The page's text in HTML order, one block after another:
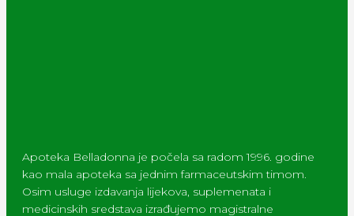
Apoteka Belladonna je počela sa radom 1996. godine
kao mala apoteka sa jednim farmaceutskim timom.
Osim usluge izdavanja lijekova, suplemenata i
medicinskih sredstava izrađujemo magistralne